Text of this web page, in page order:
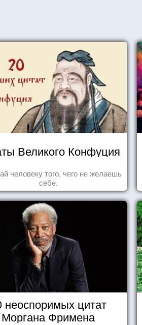
Великого Конфуция
человеку того, чего не желаешь
себе.
неоспоримых цитат
Моргана Фримена